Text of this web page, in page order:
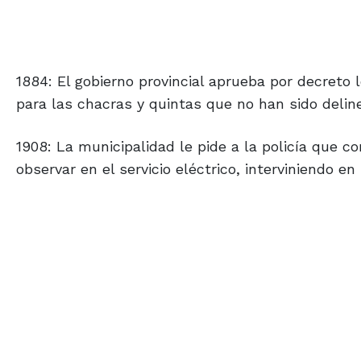
1884: El gobierno provincial aprueba por
para las chacras y quintas que no han sido
1908: La municipalidad le pide a la policía que
observar en el servicio eléctrico, interviniendo